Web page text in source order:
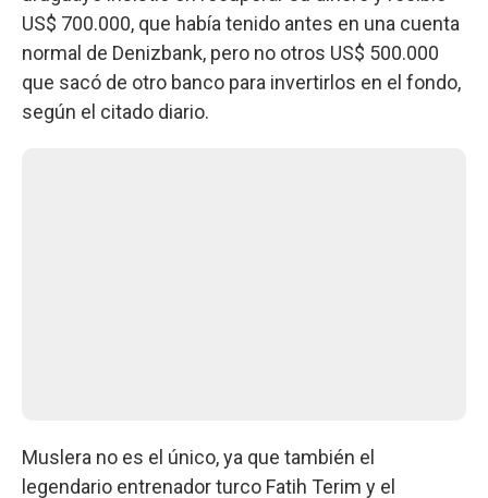
US$ 700.000, que había tenido antes en una cuenta
normal de Denizbank, pero no otros US$ 500.000
que sacó de otro banco para invertirlos en el fondo,
según el citado diario.
Muslera no es el único, ya que también el
legendario entrenador turco Fatih Terim y el